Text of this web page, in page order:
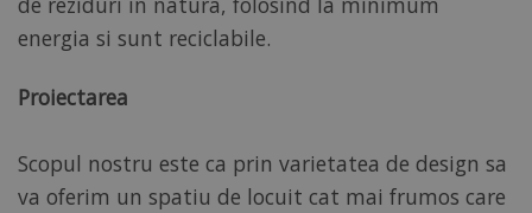
energia si sunt reciclabile.
Proiectarea
Scopul nostru este ca prin varietatea de design sa
va oferim un spatiu de locuit cat mai frumos care